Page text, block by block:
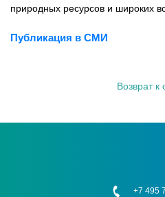
природных ресурсов и широких
Публикация в СМИ
Возврат к
+7 495